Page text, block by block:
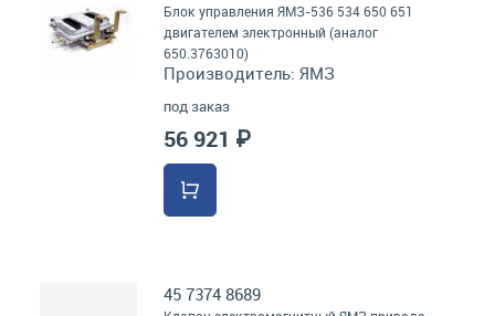
Блок управления ЯМЗ-536 534 650 651
двигателем электронный (аналог
650.3763010)
Производитель: ЯМЗ
под заказ
56 921 ₽
45 7374 8689